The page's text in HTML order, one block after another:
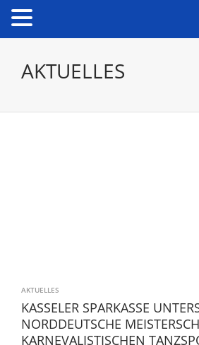
AKTUELLES
AKTUELLES
KASSELER SPARKASSE
NORDDEUTSCHE
KARNEVALISTISCHEN